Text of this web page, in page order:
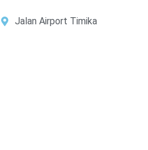
Jalan Airport Timika